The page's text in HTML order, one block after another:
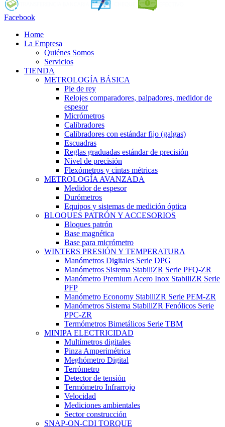
Facebook
Home
La Empresa
Quiénes Somos
Servicios
TIENDA
METROLOGÍA BÁSICA
Pie de rey
Relojes comparadores, palpadores, medidor de
espesor
Micrómetros
Calibradores
Calibradores con estándar fijo (galgas)
Escuadras
Reglas graduadas estándar de precisión
Nivel de precisión
Flexómetros y cintas métricas
METROLOGÍA AVANZADA
Medidor de espesor
Durómetros
Equipos y sistemas de medición óptica
BLOQUES PATRÓN Y ACCESORIOS
Bloques patrón
Base magnética
Base para micrómetro
WINTERS PRESIÓN Y TEMPERATURA
Manómetros Digitales Serie DPG
Manómetros Sistema StabiliZR Serie PFQ-ZR
Manómetro Premium Acero Inox StabiliZR Serie
PFP
Manómetro Economy StabiliZR Serie PEM-ZR
Manómetros Sistema StabiliZR Fenólicos Serie
PPC-ZR
Termómetros Bimetálicos Serie TBM
MINIPA ELECTRICIDAD
Multímetros digitales
Pinza Amperimétrica
Meghómetro Digital
Terrómetro
Detector de tensión
Termómetro Infrarrojo
Velocidad
Mediciones ambientales
Sector construcción
SNAP-ON-CDI TORQUE